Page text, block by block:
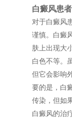
白癜风患
对于白癜风
谨慎。白癜
肤上出现大
白色不等。
但它会影响
要的是，白
传染，但如
白癜风的治